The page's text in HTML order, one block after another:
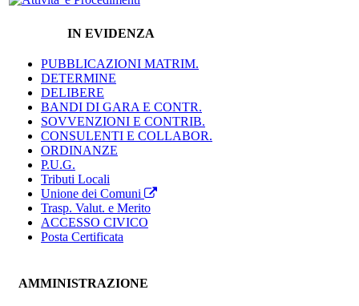
IN EVIDENZA
PUBBLICAZIONI MATRIM.
DETERMINE
DELIBERE
BANDI DI GARA E CONTR.
SOVVENZIONI E CONTRIB.
CONSULENTI E COLLABOR.
ORDINANZE
P.U.G.
Tributi Locali
Unione dei Comuni
Trasp. Valut. e Merito
ACCESSO CIVICO
Posta Certificata
AMMINISTRAZIONE